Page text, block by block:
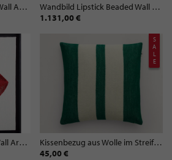
Wandbild Bitten Beaded Wall Art | 61x61 cm
Wandbild Lipstick Beaded Wall Art | 61x61 cm
1.131,00 €
Wandbild Hush Beaded Wall Art | 61x61 cm
S
A
L
E
Kissenbezug aus Wolle im Streifen-Design
45,00 €